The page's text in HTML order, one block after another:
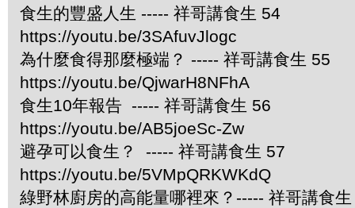
食生的豐盛人生 ----- 祥哥講食生 54
https://youtu.be/3SAfuvJlogc
為什麼食得那麼極端？ ----- 祥哥講食生 55
https://youtu.be/QjwarH8NFhA
食生10年報告 ----- 祥哥講食生 56
https://youtu.be/AB5joeSc-Zw
避孕可以食生？ ----- 祥哥講食生 57
https://youtu.be/5VMpQRKWKdQ
綠野林廚房的高能量哪裡來？----- 祥哥講食